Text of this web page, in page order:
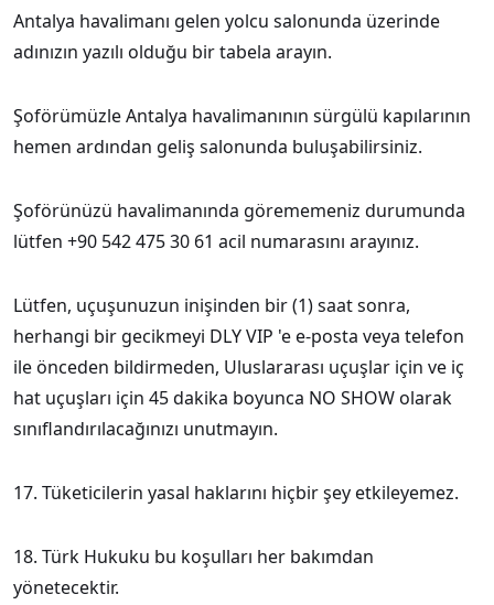
Antalya havalimanı gelen yolcu salonunda üzerinde
adınızın yazılı olduğu bir tabela arayın.
Şoförümüzle Antalya havalimanının sürgülü kapılarının
hemen ardından geliş salonunda buluşabilirsiniz.
Şoförünüzü havalimanında görememeniz durumunda
lütfen +90 542 475 30 61 acil numarasını arayınız.
Lütfen, uçuşunuzun inişinden bir (1) saat sonra,
herhangi bir gecikmeyi DLY VIP 'e e-posta veya telefon
ile önceden bildirmeden, Uluslararası uçuşlar için ve iç
hat uçuşları için 45 dakika boyunca NO SHOW olarak
sınıflandırılacağınızı unutmayın.
17. Tüketicilerin yasal haklarını hiçbir şey etkileyemez.
18. Türk Hukuku bu koşulları her bakımdan
yönetecektir.